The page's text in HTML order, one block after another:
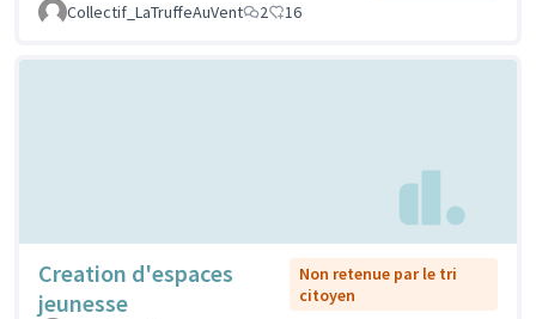
Collectif_LaTruffeAuVent
2 16
Creation d'espaces
jeunesse
Non retenue par le tri
citoyen